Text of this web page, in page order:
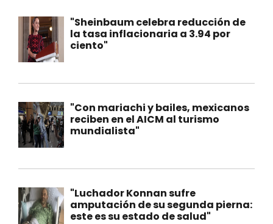
"Sheinbaum celebra reducción de
la tasa inflacionaria a 3.94 por
ciento"
"Con mariachi y bailes, mexicanos
reciben en el AICM al turismo
mundialista"
"Luchador Konnan sufre
amputación de su segunda pierna:
este es su estado de salud"